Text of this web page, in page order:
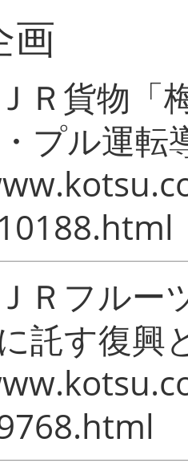
画
Ｒ貨物「
プル運転
Ｒフルー
託す復興